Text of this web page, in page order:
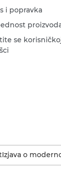
i popravka
se
Izjava o